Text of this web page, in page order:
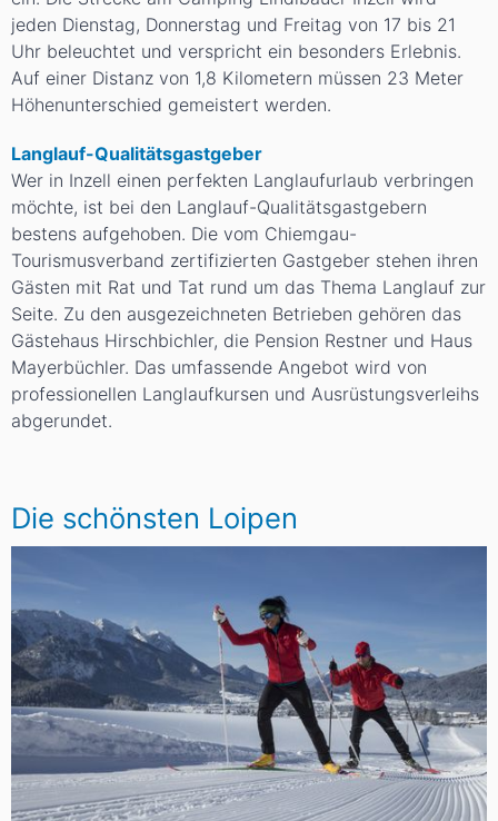
jeden Dienstag, Donnerstag und Freitag von 17 bis 21
Uhr beleuchtet und verspricht ein besonders Erlebnis.
Auf einer Distanz von 1,8 Kilometern müssen 23 Meter
Höhenunterschied gemeistert werden.
Langlauf-Qualitätsgastgeber
Wer in Inzell einen perfekten Langlaufurlaub verbringen
möchte, ist bei den Langlauf-Qualitätsgastgebern
bestens aufgehoben. Die vom Chiemgau-
Tourismusverband zertifizierten Gastgeber stehen ihren
Gästen mit Rat und Tat rund um das Thema Langlauf zur
Seite. Zu den ausgezeichneten Betrieben gehören das
Gästehaus Hirschbichler, die Pension Restner und Haus
Mayerbüchler. Das umfassende Angebot wird von
professionellen Langlaufkursen und Ausrüstungsverleihs
abgerundet.
Die schönsten Loipen